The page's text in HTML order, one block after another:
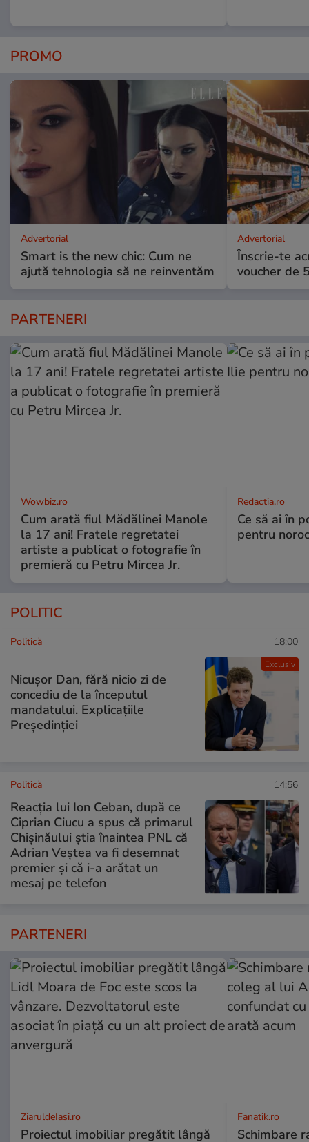
PROMO
Advertorial
Smart is the new chic: Cum ne
ajută tehnologia să ne reinventăm
Advertorial
Înscrie-te
voucher de
PARTENERI
Wowbiz.ro
Cum arată fiul Mădălinei Manole
la 17 ani! Fratele regretatei
artiste a publicat o fotografie în
premieră cu Petru Mircea Jr.
Redactia.ro
Ce să ai în
pentru
POLITIC
Exclusiv
Politică 18:00
Nicușor Dan, fără nicio zi de
concediu de la începutul
mandatului. Explicațiile
Președinției
Politică 14:56
Reacția lui Ion Ceban, după ce
Ciprian Ciucu a spus că primarul
Chișinăului știa înaintea PNL că
Adrian Veștea va fi desemnat
premier și că i-a arătat un
mesaj pe telefon
PARTENERI
ZiaruldeIasi.ro
Proiectul imobiliar pregătit lângă
Fanatik.ro
Schimbare